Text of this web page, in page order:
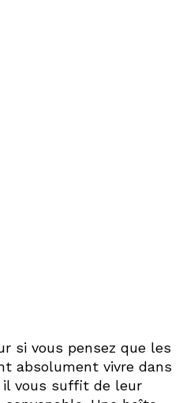
si vous pensez que les
absolument vivre dans
il vous suffit de leur